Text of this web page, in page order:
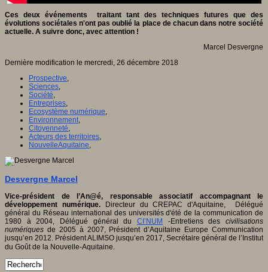
Ces deux événements traitant tant des techniques futures que des
évolutions sociétales n'ont pas oublié la place de chacun dans notre société
actuelle. A suivre donc, avec attention !
Marcel Desvergne
Dernière modification le mercredi, 26 décembre 2018
Prospective,
Sciences,
Société,
Entreprises,
Ecosystème numérique,
Environnement,
Citoyenneté,
Acteurs des territoires,
NouvelleAquitaine,
Desvergne Marcel
Vice-président de l’An@é, responsable associatif accompagnant le
développement numérique.Directeur du CREPAC d'Aquitaine, Délégué
général du Réseau international des universités d'été de la communication de
1980 à 2004, Délégué général du CI’NUM -Entretiens des civilisations
numériques de 2005 à 2007, Président d’Aquitaine Europe Communication
jusqu’en 2012. Président ALIMSO jusqu’en 2017, Secrétaire général de l’Institut
du Goût de la Nouvelle-Aquitaine.